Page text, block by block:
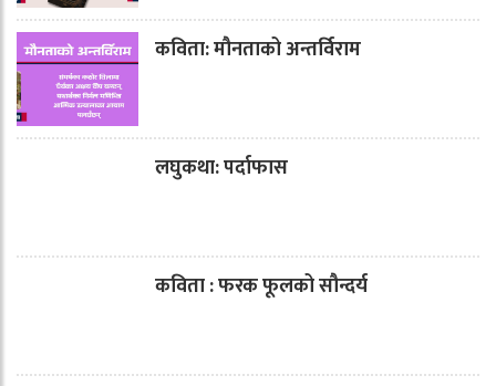
कविता: मौनताको अन्तर्विराम
लघुकथा: पर्दाफास
कविता : फरक फूलको सौन्दर्य